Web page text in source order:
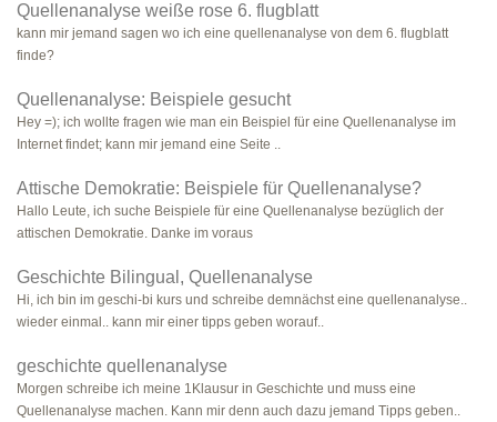
Quellenanalyse weiße rose 6. flugblatt
kann mir jemand sagen wo ich eine quellenanalyse von dem 6. flugblatt
finde?
Quellenanalyse: Beispiele gesucht
Hey =); ich wollte fragen wie man ein Beispiel für eine Quellenanalyse im
Internet findet; kann mir jemand eine Seite ..
Attische Demokratie: Beispiele für Quellenanalyse?
Hallo Leute, ich suche Beispiele für eine Quellenanalyse bezüglich der
attischen Demokratie. Danke im voraus
Geschichte Bilingual, Quellenanalyse
Hi, ich bin im geschi-bi kurs und schreibe demnächst eine quellenanalyse..
wieder einmal.. kann mir einer tipps geben worauf..
geschichte quellenanalyse
Morgen schreibe ich meine 1Klausur in Geschichte und muss eine
Quellenanalyse machen. Kann mir denn auch dazu jemand Tipps geben..